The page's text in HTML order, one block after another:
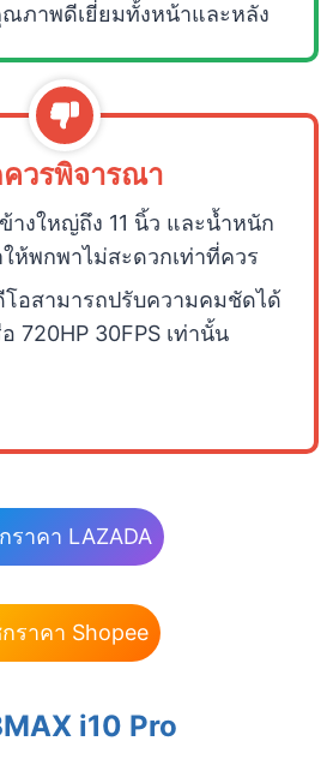
ภาพดีเยี่ยมทั้งหน้าและหลัง
วรพิจารณา
งใหญ่ถึง 11 นิ้ว และน้ำหนัก
ให้พกพาไม่สะดวกเท่าที่ควร
อสามารถปรับความคมชัดได้
720HP 30FPS เท่านั้น
ราคา LAZADA
กราคา Shopee
i10 Pro